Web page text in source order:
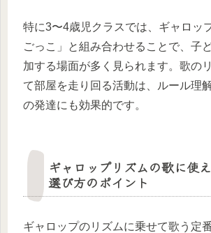
特に3〜4歳児クラスでは、ギャロッ
ごっこ」と組み合わせることで、子
加する場面が多く見られます。歌の
て部屋を走り回る活動は、ルール理
の発達にも効果的です。
ギャロップリズムの歌に使
選び方のポイント
ギャロップのリズムに乗せて歌う定